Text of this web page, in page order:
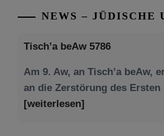
NEWS – JÜDISCHE
Tisch’a beAw 5786
Am 9. Aw, an Tisch’a beAw,
an die Zerstörung des Ersten
[weiterlesen]